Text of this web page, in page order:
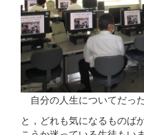
自分の人生についてだっ
と，どれも気になるものば